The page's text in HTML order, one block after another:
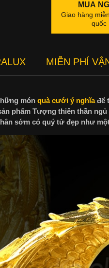
MUA
Giao hàng
quốc
MIỄN PHÍ
món quà cưới ý nghĩađể
phẩm Tượng thiên thần
sớm có quý tử đẹp như